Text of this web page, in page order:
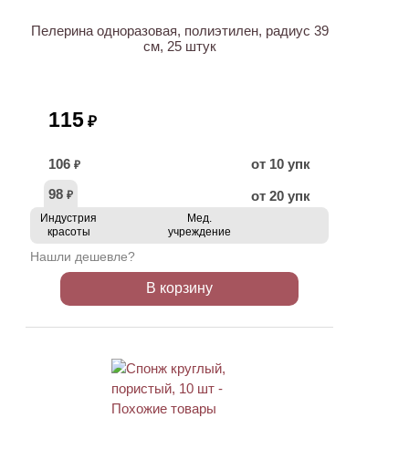
Пелерина одноразовая, полиэтилен, радиус 39
см, 25 штук
115 ₽
106 ₽
от 10 упк
98 ₽ от 20 упк
Индустрия
красоты
Мед.
учреждение
Нашли дешевле?
В корзину